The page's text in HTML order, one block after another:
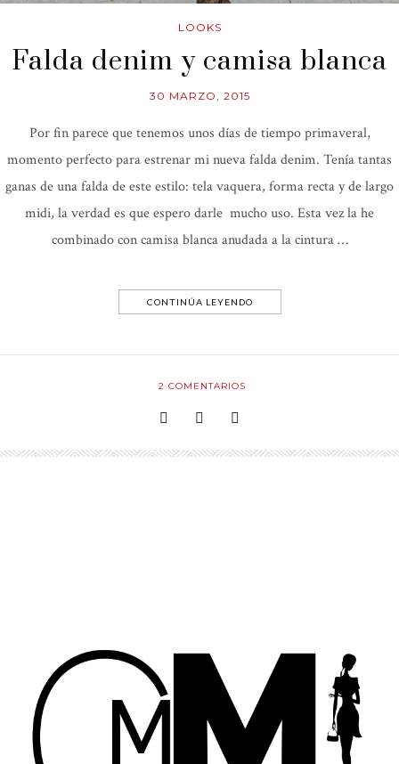
LOOKS
Falda denim y camisa blanca
30 MARZO, 2015
Por fin parece que tenemos unos días de tiempo primaveral,
momento perfecto para estrenar mi nueva falda denim. Tenía tantas
ganas de una falda de este estilo: tela vaquera, forma recta y de largo
midi, la verdad es que espero darle mucho uso. Esta vez la he
combinado con camisa blanca anudada a la cintura …
CONTINÚA LEYENDO
2 COMENTARIOS